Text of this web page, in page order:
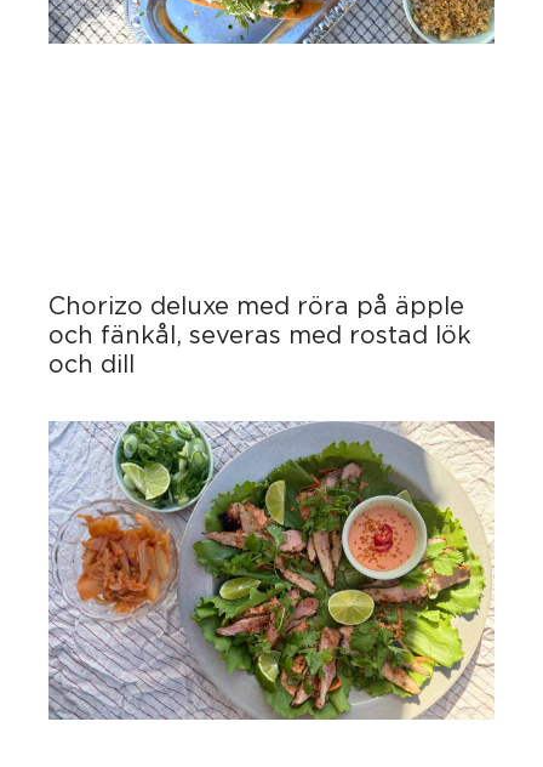
Chorizo deluxe med röra på äpple
och fänkål, severas med rostad lök
och dill